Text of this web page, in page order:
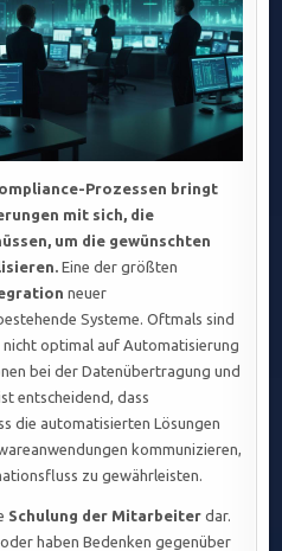
Prozessen bringt
mit sich, die
um die gewünschten
Eine der größten
neuer
Systeme. Oftmals sind
optimal auf Automatisierung
bei der Datenübertragung und
entscheidend, dass
die automatisierten Lösungen
kommunizieren,
zu gewährleisten.
Schulung der Mitarbeiter dar.
haben Bedenken gegenüber